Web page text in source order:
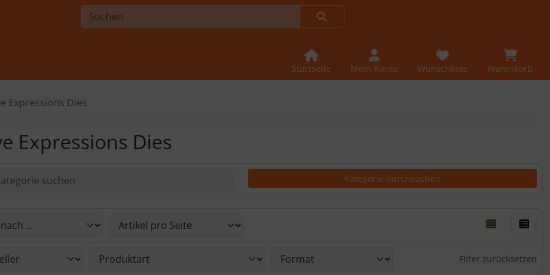
Startseite Mein Konto Wunschliste Warenkorb
Expressions Dies
Expressions Dies
Du die nachfolgenden Artikel nach ihren Eigenschaften filtern. Filter zurücksetzen